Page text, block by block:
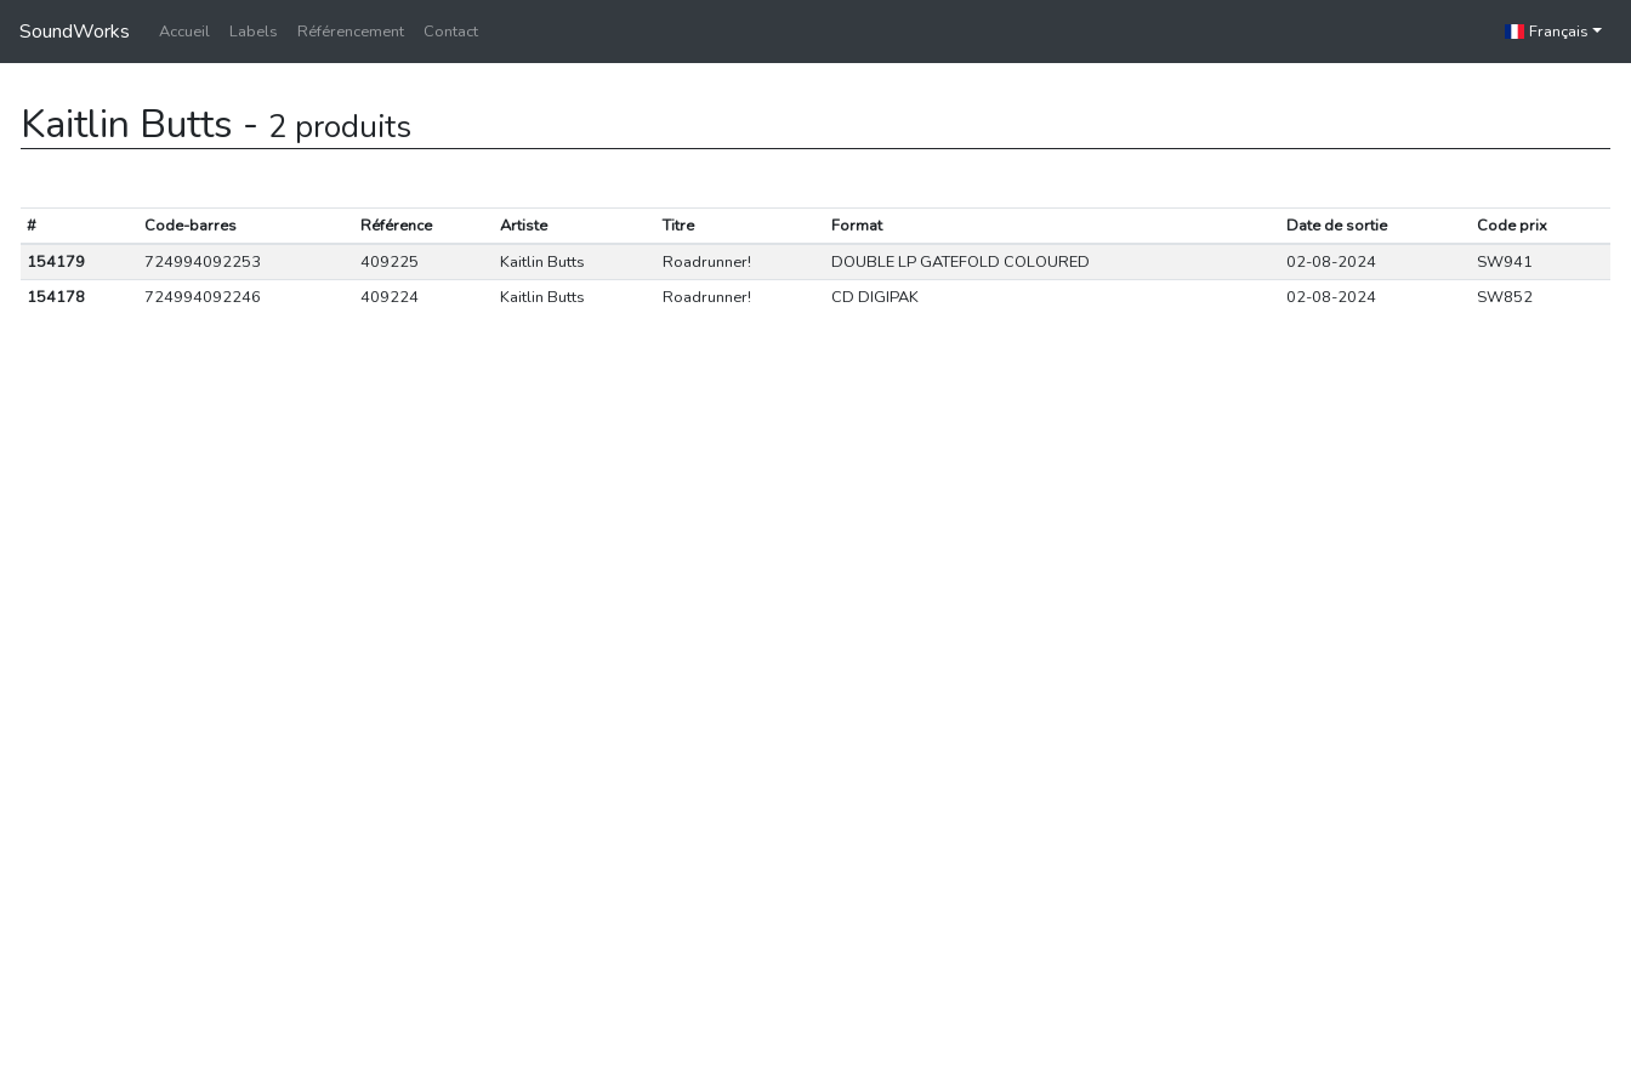
SoundWorks Accueil Labels Référencement Contact Français
Kaitlin Butts - 2 produits
# Code-barres Référence Artiste Titre Format Date de sortie
Code prix
154179
724994092253 409225 Kaitlin Butts Roadrunner! DOUBLE LP GATEFOLD COLOURED 02-08-2024
SW941
154178
724994092246 409224 Kaitlin Butts Roadrunner! CD DIGIPAK 02-08-2024 SW852